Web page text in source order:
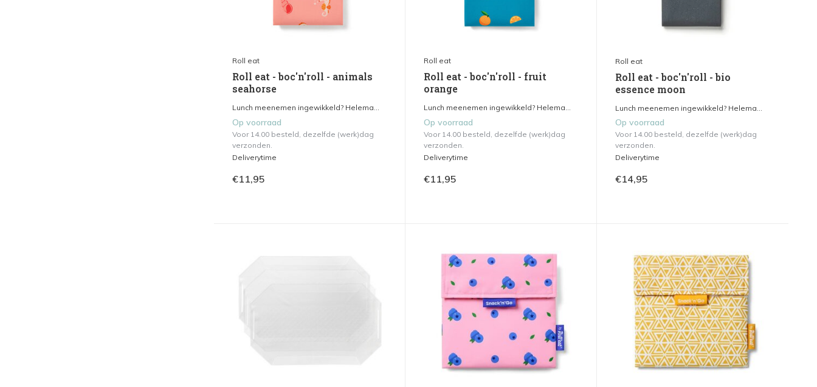
Roll eat
Roll eat - boc'n'roll - animals
seahorse
Lunch meenemen ingewikkeld? Helema...
Op voorraad
Voor 14.00 besteld, dezelfde (werk)dag
verzonden.
Deliverytime
€11,95
Roll eat
Roll eat - boc'n'roll - fruit
orange
Lunch meenemen ingewikkeld? Helema...
Op voorraad
Voor 14.00 besteld, dezelfde (werk)dag
verzonden.
Deliverytime
€11,95
Roll eat
Roll eat - boc'n'roll - bio
essence moon
Lunch meenemen ingewikkeld? Helema...
Op voorraad
Voor 14.00 besteld, dezelfde (werk)dag
verzonden.
Deliverytime
€14,95